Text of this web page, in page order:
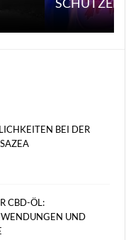
BEI DER
CBD-ÖL:
UND